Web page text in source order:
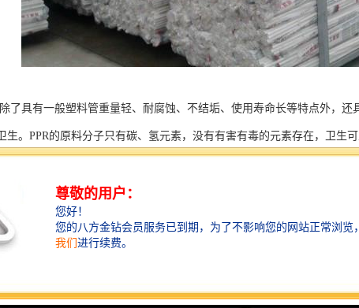
了具有一般塑料管重量轻、耐腐蚀、不结垢、使用寿命长等特点外，还
生。PPR的原料分子只有碳、氢元素，没有有害有毒的元素存在，卫生
。PPR管导热系数为0.21w/mk，仅为钢管的1/200。
热性。PPR管的维卡软化点131.5℃。工作温度可达95℃，可满足建筑给
长。
，连接可靠。PPR具有良好的焊接性能，管材、管件可采用热熔和电熔
度。